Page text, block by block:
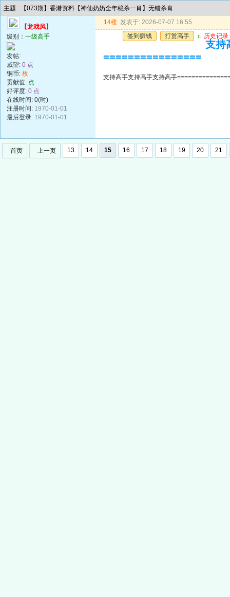
主题 : 【073期】香港资料【神仙奶奶全年稳杀一肖】无错杀肖
【龙戏凤】
级别： 一级高手
发帖:
威望: 0 点
铜币: 枚
贡献值: 点
好评度: 0 点
在线时间: 0(时)
注册时间: 1970-01-01
最后登录: 1970-01-01
14楼 发表于: 2026-07-07 16:55
签到赚钱
打赏高手 u 历史记录
支持
================
支持高手支持高手支持高手
首页 上一页 13 14 15 16 17 18 19 20 21